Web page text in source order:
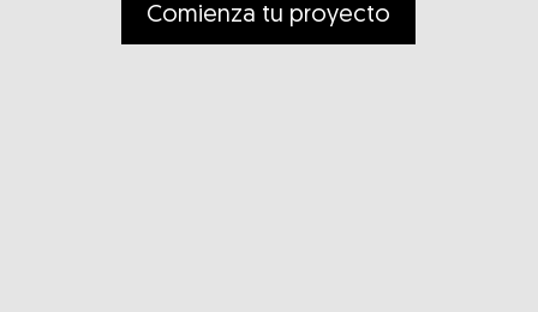
Comienza tu proyecto